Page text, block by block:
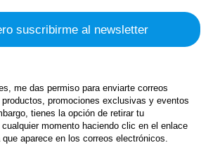
me das permiso para enviarte correos
promociones exclusivas y eventos
tienes la opción de retirar tu
momento haciendo clic en el enlace
aparece en los correos electrónicos.